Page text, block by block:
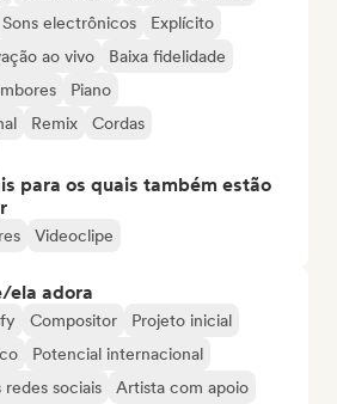
Sons electrônicos
Explícito
ao vivo
Baixa fidelidade
Piano
Remix
Cordas
para os quais também estão
Videoclipe
ela adora
Compositor
Projeto inicial
Potencial internacional
sociais
Artista com apoio